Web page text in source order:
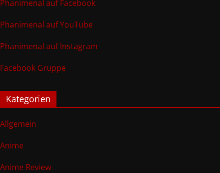
Phanimenal auf Facebook
Phanimenal auf YouTube
Phanimenal auf Instagram
Facebook Gruppe
Kategorien
Allgemein
Anime
Anime Review